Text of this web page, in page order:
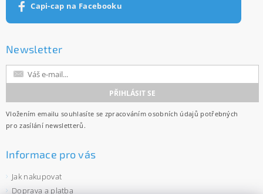
Capi-cap na Facebooku
Newsletter
Vložením emailu souhlasíte se zpracováním osobních údajů potřebných
pro zasílání newsletterů.
Informace pro vás
Jak nakupovat
Doprava a platba